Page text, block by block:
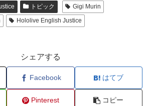
トピック
Gigi Murin
Hololive English Justice
シェアする
Facebook はてブ
Pinterest コピー